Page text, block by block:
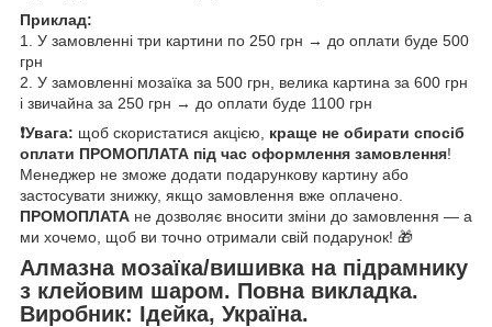
Приклад:
1. У замовленні три картини по 250 грн → до оплати буде 500
грн
2. У замовленні мозаїка за 500 грн, велика картина за 600 грн
і звичайна за 250 грн → до оплати буде 1100 грн
❗️Увага: щоб скористатися акцією, краще не обирати спосіб
оплати ПРОМОПЛАТА під час оформлення замовлення!
Менеджер не зможе додати подарункову картину або
застосувати знижку, якщо замовлення вже оплачено.
ПРОМОПЛАТА не дозволяє вносити зміни до замовлення — а
ми хочемо, щоб ви точно отримали свій подарунок! 🎁
Алмазна мозаїка/вишивка на підрамнику
з клейовим шаром. Повна викладка.
Виробник: Ідейка, Україна.